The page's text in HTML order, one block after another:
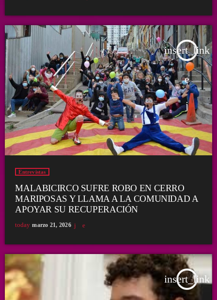
insert_link
Entrevistas
MALABICIRCO SUFRE ROBO EN CERRO
MARIPOSAS Y LLAMA A LA COMUNIDAD A
APOYAR SU RECUPERACIÓN
today marzo 21, 2026
insert_link